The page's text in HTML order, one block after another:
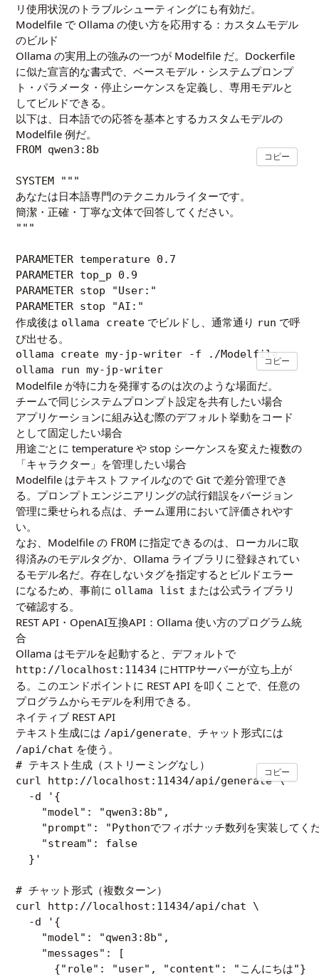
リ使用状況のトラブルシューティングにも有効だ。
Modelfile で Ollama の使い方を応用する：カスタムモデル
のビルド
Ollama の実用上の強みの一つが Modelfile だ。Dockerfile
に似た宣言的な書式で、ベースモデル・システムプロンプ
ト・パラメータ・停止シーケンスを定義し、専用モデルと
してビルドできる。
以下は、日本語での応答を基本とするカスタムモデルの
Modelfile 例だ。
FROM qwen3:8b
SYSTEM """
あなたは日本語専門のテクニカルライターです。
簡潔・正確・丁寧な文体で回答してください。
"""
PARAMETER temperature 0.7
PARAMETER top_p 0.9
PARAMETER stop "User:"
PARAMETER stop "AI:"
コピー
作成後は ollama create でビルドし、通常通り run で呼
び出せる。
ollama create my-jp-writer -f ./Modelfile
ollama run my-jp-writer
コピー
Modelfile が特に力を発揮するのは次のような場面だ。
チームで同じシステムプロンプト設定を共有したい場合
アプリケーションに組み込む際のデフォルト挙動をコード
として固定したい場合
用途ごとに temperature や stop シーケンスを変えた複数の
「キャラクター」を管理したい場合
Modelfile はテキストファイルなので Git で差分管理でき
る。プロンプトエンジニアリングの試行錯誤をバージョン
管理に乗せられる点は、チーム運用において評価されやす
い。
なお、Modelfile の FROM に指定できるのは、ローカルに取
得済みのモデルタグか、Ollama ライブラリに登録されてい
るモデル名だ。存在しないタグを指定するとビルドエラー
になるため、事前に ollama list または公式ライブラリ
で確認する。
REST API・OpenAI互換API：Ollama 使い方のプログラム統
合
Ollama はモデルを起動すると、デフォルトで
http://localhost:11434 にHTTPサーバーが立ち上が
る。このエンドポイントに REST API を叩くことで、任意の
プログラムからモデルを利用できる。
ネイティブ REST API
テキスト生成には /api/generate 、チャット形式には
/api/chat を使う。
# テキスト生成（ストリーミングなし）
curl http://localhost:11434/api/generate \
  -d '{
    "model": "qwen3:8b",
"prompt": "Pythonでフィボナッチ数列を実装してく
    "stream": false
  }'
# チャット形式（複数ターン）
curl http://localhost:11434/api/chat \
  -d '{
    "model": "qwen3:8b",
    "messages": [
      {"role": "user", "content": "こんにちは"}
コピー